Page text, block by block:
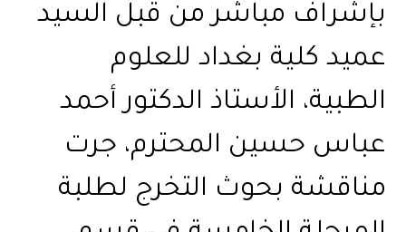
بإشراف مباشر من قبل السيد
عميد كلية بغداد للعلوم
الطبية، الأستاذ الدكتور أحمد
عباس حسين المحترم، جرت
مناقشة بحوث التخرج لطلبة